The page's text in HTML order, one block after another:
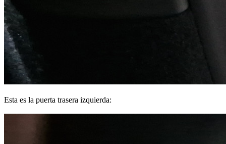
Esta es la puerta trasera izquierda: